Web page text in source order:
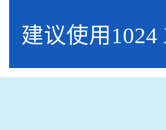
建议使用